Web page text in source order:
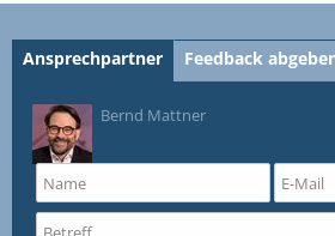
Ansprechpartner Feedback
Bernd Mattner